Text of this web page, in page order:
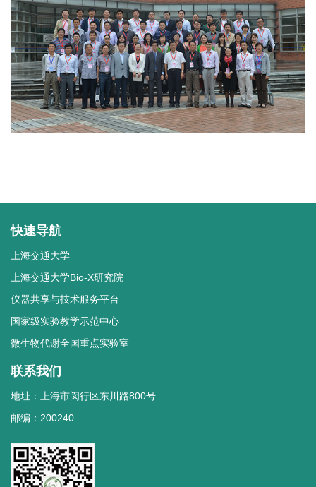
快速导航
上海交通大学
上海交通大学Bio-X研究院
仪器共享与技术服务平台
国家级实验教学示范中心
微生物代谢全国重点实验室
联系我们
地址：上海市闵行区东川路800号
邮编：200240